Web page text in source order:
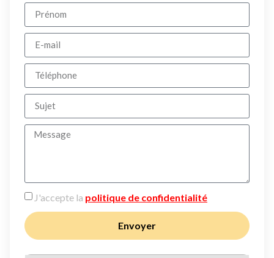
J'accepte la politique de confidentialité
Envoyer